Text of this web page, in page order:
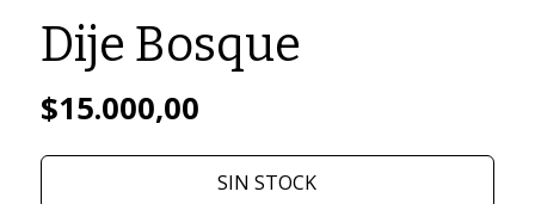
Dije Bosque
$15.000,00
SIN STOCK